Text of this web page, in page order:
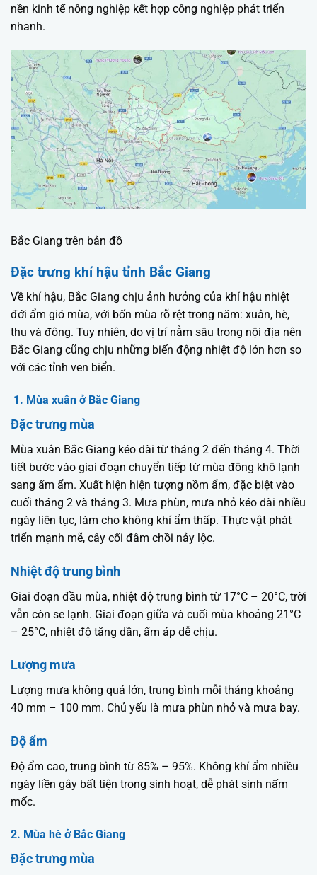
nền kinh tế nông nghiệp kết hợp công nghiệp phát triển
nhanh.
Bắc Giang trên bản đồ
Đặc trưng khí hậu tỉnh Bắc Giang
Về khí hậu, Bắc Giang chịu ảnh hưởng của khí hậu nhiệt
đới ẩm gió mùa, với bốn mùa rõ rệt trong năm: xuân, hè,
thu và đông. Tuy nhiên, do vị trí nằm sâu trong nội địa nên
Bắc Giang cũng chịu những biến động nhiệt độ lớn hơn so
với các tỉnh ven biển.
1. Mùa xuân ở Bắc Giang
Đặc trưng mùa
Mùa xuân Bắc Giang kéo dài từ tháng 2 đến tháng 4. Thời
tiết bước vào giai đoạn chuyển tiếp từ mùa đông khô lạnh
sang ấm ẩm. Xuất hiện hiện tượng nồm ẩm, đặc biệt vào
cuối tháng 2 và tháng 3. Mưa phùn, mưa nhỏ kéo dài nhiều
ngày liên tục, làm cho không khí ẩm thấp. Thực vật phát
triển mạnh mẽ, cây cối đâm chồi nảy lộc.
Nhiệt độ trung bình
Giai đoạn đầu mùa, nhiệt độ trung bình từ 17°C – 20°C, trời
vẫn còn se lạnh. Giai đoạn giữa và cuối mùa khoảng 21°C
– 25°C, nhiệt độ tăng dần, ấm áp dễ chịu.
Lượng mưa
Lượng mưa không quá lớn, trung bình mỗi tháng khoảng
40 mm – 100 mm. Chủ yếu là mưa phùn nhỏ và mưa bay.
Độ ẩm
Độ ẩm cao, trung bình từ 85% – 95%. Không khí ẩm nhiều
ngày liền gây bất tiện trong sinh hoạt, dễ phát sinh nấm
mốc.
2. Mùa hè ở Bắc Giang
Đặc trưng mùa